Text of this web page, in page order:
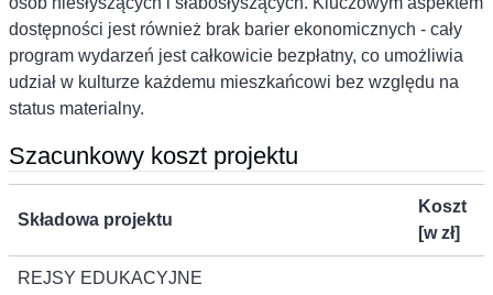
dostępności jest również brak barier ekonomicznych - cały
program wydarzeń jest całkowicie bezpłatny, co umożliwia
udział w kulturze każdemu mieszkańcowi bez względu na
status materialny.
Szacunkowy koszt projektu
Składowa projektu
Koszt
[w zł]
REJSY EDUKACYJNE